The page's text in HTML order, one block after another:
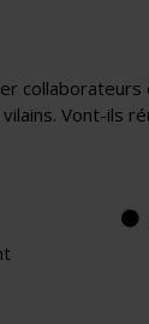
Vont-ils